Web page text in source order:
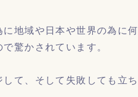
地域や日本や世界の為に何
驚かされています。
て、そして失敗しても立ち